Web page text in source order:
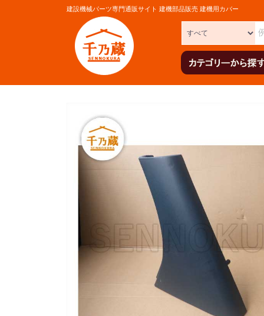
建設機械パーツ専門通販サイト 建機部品販売 建機用カバー